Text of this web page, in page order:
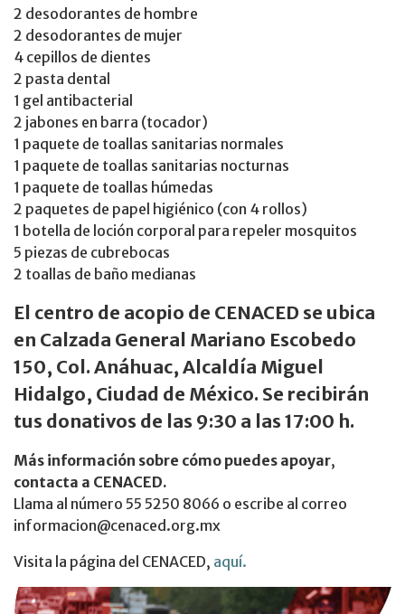
2 desodorantes de hombre
2 desodorantes de mujer
4 cepillos de dientes
2 pasta dental
1 gel antibacterial
2 jabones en barra (tocador)
1 paquete de toallas sanitarias normales
1 paquete de toallas sanitarias nocturnas
1 paquete de toallas húmedas
2 paquetes de papel higiénico (con 4 rollos)
1 botella de loción corporal para repeler mosquitos
5 piezas de cubrebocas
2 toallas de baño medianas
El centro de acopio de CENACED se ubica
en Calzada General Mariano Escobedo
150, Col. Anáhuac, Alcaldía Miguel
Hidalgo, Ciudad de México. Se recibirán
tus donativos de las 9:30 a las 17:00 h.
Más información sobre cómo puedes apoyar,
contacta a CENACED.
Llama al número 55 5250 8066 o escribe al correo
informacion@cenaced.org.mx
Visita la página del CENACED, aquí.